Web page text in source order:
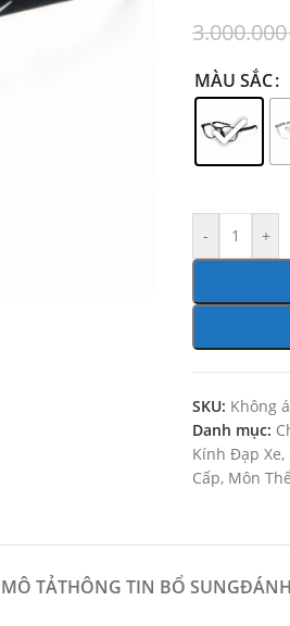
MÀU SẮC
- +
SKU: Không
Danh mục:
Kính Đạp Xe,
Cấp, Môn
MÔ TẢTHÔNG TIN BỔ SUNG